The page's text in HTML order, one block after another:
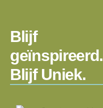
Blijf
geïnspireerd.
Blijf Uniek.